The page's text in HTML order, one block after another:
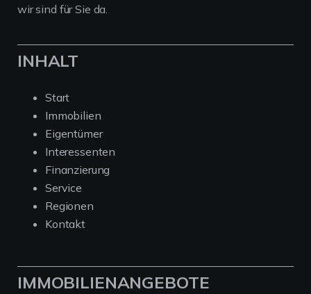
wir sind für Sie da.
INHALT
Start
Immobilien
Eigentümer
Interessenten
Finanzierung
Service
Regionen
Kontakt
IMMOBILIENANGEBOTE